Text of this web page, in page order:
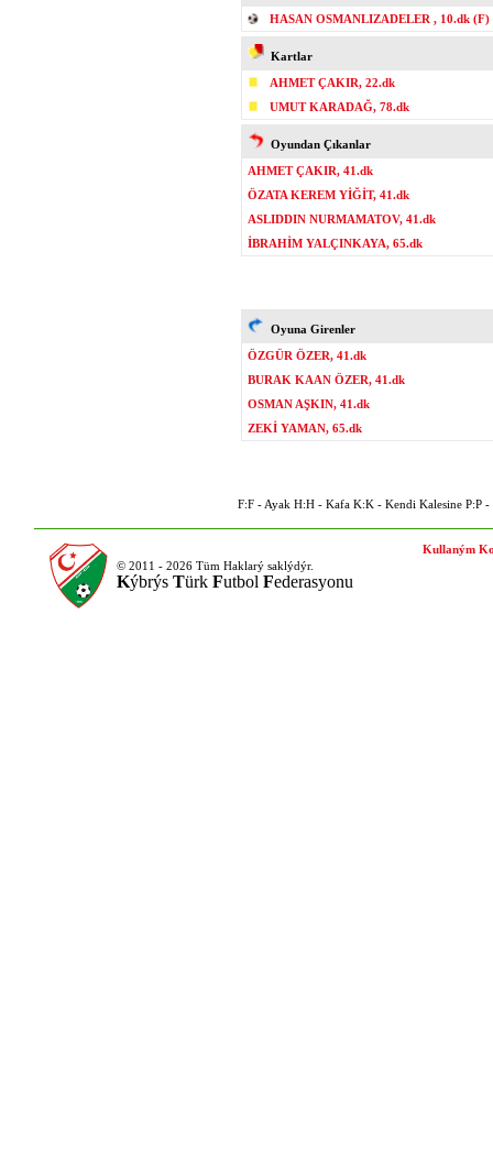
HASAN OSMANLIZADELER , 10.dk (F)
Kartlar
AHMET ÇAKIR, 22.dk
UMUT KARADAĞ, 78.dk
Oyundan Çıkanlar
AHMET ÇAKIR, 41.dk
ÖZATA KEREM YİĞİT, 41.dk
ASLIDDIN NURMAMATOV, 41.dk
İBRAHİM YALÇINKAYA, 65.dk
Oyuna Girenler
ÖZGÜR ÖZER, 41.dk
BURAK KAAN ÖZER, 41.dk
OSMAN AŞKIN, 41.dk
ZEKİ YAMAN, 65.dk
F:F - Ayak H:H - Kafa K:K - Kendi Kalesine P:P -
© 2011 - 2026 Tüm Haklarý saklýdýr.
Kýbrýs Türk Futbol Federasyonu
Kullaným